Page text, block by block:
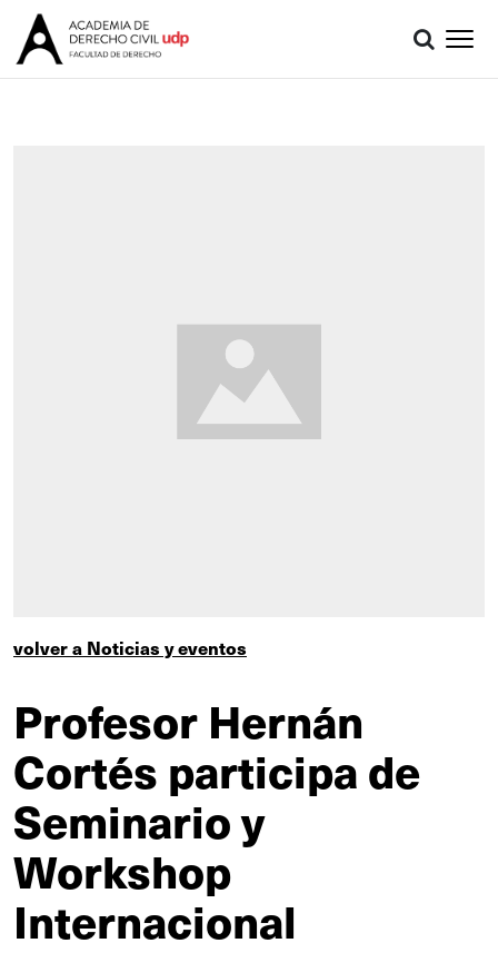
volver a Noticias y eventos
Profesor Hernán
Cortés participa de
Seminario y
Workshop
Internacional